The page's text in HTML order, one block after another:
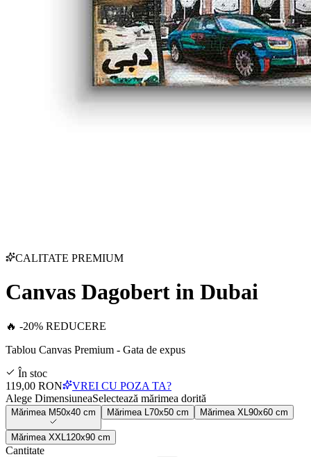
CALITATE PREMIUM
Canvas Dagobert in Dubai
🔥 -20% REDUCERE
Tablou Canvas Premium - Gata de expus
În stoc
119,00 RON
VREI CU POZA TA?
Alege DimensiuneaSelectează mărimea dorită
Mărimea M50x40 cm Mărimea 70x50 cm Mărimea XL 90x60 cm
Mărimea XXL 120x90 cm
Cantitate